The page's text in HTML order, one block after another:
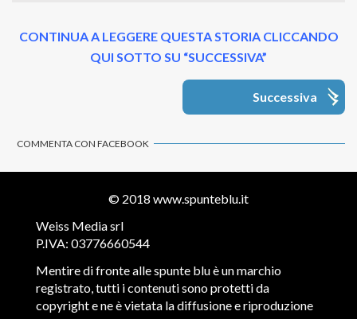
CONTINUA A LEGGERE QUESTA STORIA CLICCANDO
QUI SOTTO SU “SUCCESSIVA”
Successiva
COMMENTA CON FACEBOOK
© 2018 www.spunteblu.it
Weiss Media srl
P.IVA: 03776660544
Mentire di fronte alle spunte blu è un marchio
registrato, tutti i contenuti sono protetti da
copyright e ne è vietata la diffusione e riproduzione